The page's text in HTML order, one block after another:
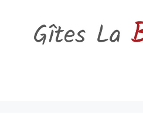
contenu